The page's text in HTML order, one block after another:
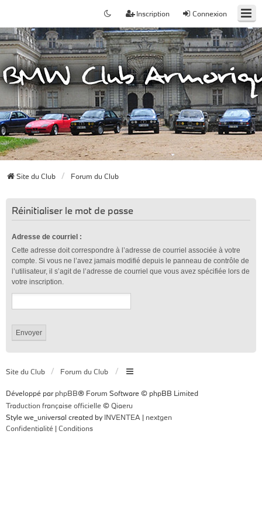
Connexion
Inscription
Site du Club Forum du Club
Réinitialiser le mot de passe
Adresse de courriel :
Cette adresse doit correspondre à l’adresse de courriel associée à votre
compte. Si vous ne l’avez jamais modifié depuis le panneau de contrôle de
l’utilisateur, il s’agit de l’adresse de courriel que vous avez spécifiée lors de
votre inscription.
Site du Club Forum du Club
Développé parphpBB® Forum Software © phpBB Limited
Traduction française officielle ©Qiaeru
Style we_universal created byINVENTEA | nextgen
Confidentialité | Conditions